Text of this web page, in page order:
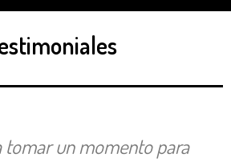
tomar un momento para